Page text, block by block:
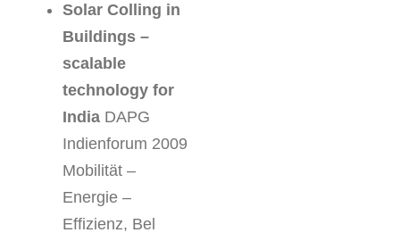
Solar Colling in
Buildings –
scalable
technology for
India DAPG
Indienforum 2009
Mobilität –
Energie –
Effizienz, Bel